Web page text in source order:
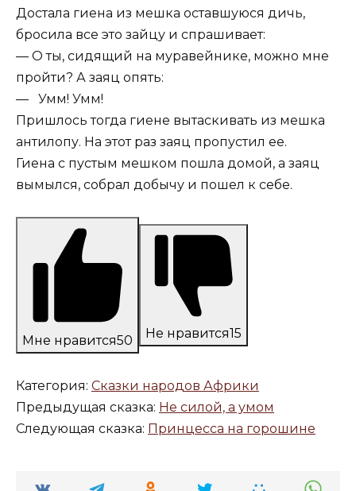
Достала гиена из мешка оставшуюся дичь,
бросила все это зайцу и спрашивает:
— О ты, сидящий на муравейнике, можно мне
пройти? А заяц опять:
— Умм! Умм!
Пришлось тогда гиене вытаскивать из мешка
антилопу. На этот раз заяц пропустил ее.
Гиена с пустым мешком пошла домой, а заяц
вымылся, собрал добычу и пошел к себе.
Мне нравится50 Не нравится15
Категория: Сказки народов Африки
Предыдущая сказка: Не силой, а умом
Следующая сказка: Принцесса на горошине